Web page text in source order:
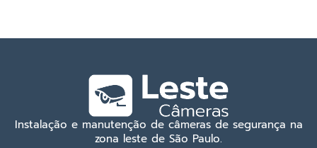
Instalação e manutenção de câmeras de segurança na
zona leste de São Paulo.